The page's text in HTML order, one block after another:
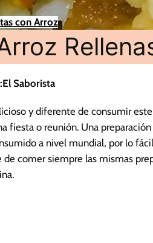
con Arroz
El Saborista
y diferente de consumir
fiesta o reunión. Una
a nivel mundial, por lo
comer siempre las mismas